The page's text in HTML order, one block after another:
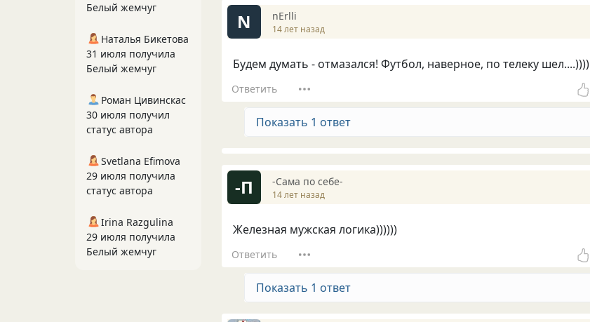
N nErlli
14 лет назад
Будем думать - отмазался! Футбол, наверное, по телеку шел....))))
Ответить
Показать 1 ответ
-П -Сама по себе-
14 лет назад
Железная мужская логика))))))
Ответить
Показать 1 ответ
Белый жемчуг
Наталья Бикетова
31 июля получила
Белый жемчуг
Роман Цивинскас
30 июля получил
статус автора
Svetlana Efimova
29 июля получила
статус автора
Irina Razgulina
29 июля получила
Белый жемчуг